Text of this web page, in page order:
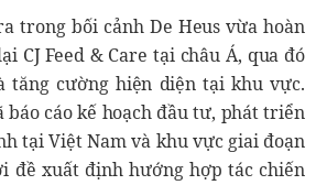
trong bối cảnh De Heus vừa hoàn
CJ Feed & Care tại châu Á, qua đó
tăng cường hiện diện tại khu vực.
báo cáo kế hoạch đầu tư, phát triển
tại Việt Nam và khu vực giai đoạn
đề xuất định hướng hợp tác chiến